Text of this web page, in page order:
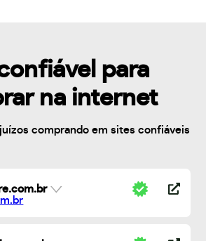
para
na internet
comprando em sites confiáveis